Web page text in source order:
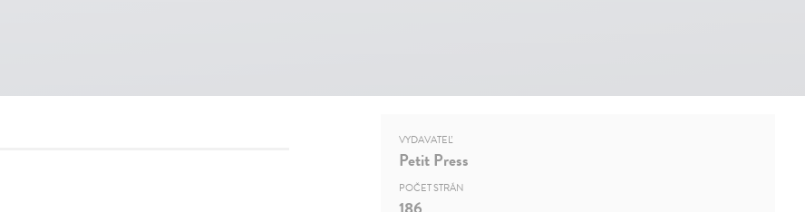
VYDAVATEĽ
Petit Press
POČET STRÁN